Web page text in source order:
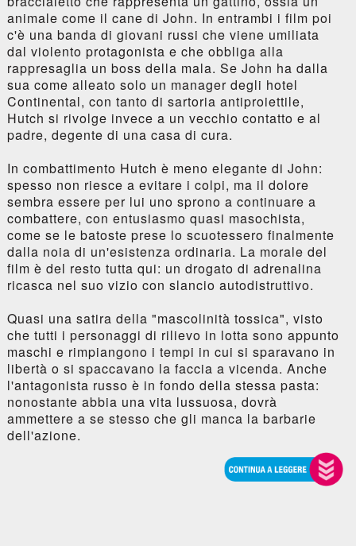
animale come il cane di John. In entrambi i film poi
c'è una banda di giovani russi che viene umiliata
dal violento protagonista e che obbliga alla
rappresaglia un boss della mala. Se John ha dalla
sua come alleato solo un manager degli hotel
Continental, con tanto di sartoria antiproiettile,
Hutch si rivolge invece a un vecchio contatto e al
padre, degente di una casa di cura.
In combattimento Hutch è meno elegante di John:
spesso non riesce a evitare i colpi, ma il dolore
sembra essere per lui uno sprono a continuare a
combattere, con entusiasmo quasi masochista,
come se le batoste prese lo scuotessero finalmente
dalla noia di un'esistenza ordinaria. La morale del
film è del resto tutta qui: un drogato di adrenalina
ricasca nel suo vizio con slancio autodistruttivo.
Quasi una satira della "mascolinità tossica", visto
che tutti i personaggi di rilievo in lotta sono appunto
maschi e rimpiangono i tempi in cui si sparavano in
libertà o si spaccavano la faccia a vicenda. Anche
l'antagonista russo è in fondo della stessa pasta:
nonostante abbia una vita lussuosa, dovrà
ammettere a se stesso che gli manca la barbarie
dell'azione.